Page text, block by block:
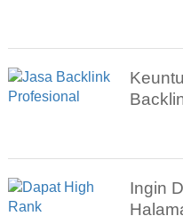
Ingin